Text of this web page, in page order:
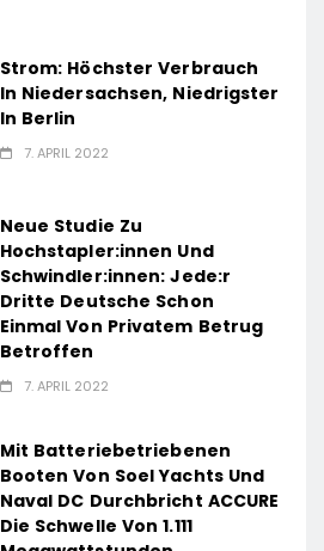
Strom: Höchster Verbrauch
In Niedersachsen, Niedrigster
In Berlin
7. APRIL 2022
Neue Studie Zu
Hochstapler:innen Und
Schwindler:innen: Jede:r
Dritte Deutsche Schon
Einmal Von Privatem Betrug
Betroffen
7. APRIL 2022
Mit Batteriebetriebenen
Booten Von Soel Yachts Und
Naval DC Durchbricht ACCURE
Die Schwelle Von 1.111